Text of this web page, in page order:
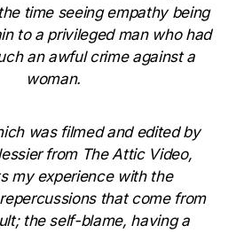
time seeing empathy being
to a privileged man who had
an awful crime against a
woman.
was filmed and edited by
from The Attic Video,
my experience with the
that come from
the self-blame, having a